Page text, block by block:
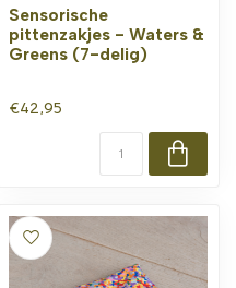
Sensorische
pittenzakjes - Waters &
Greens (7-delig)
€42,95